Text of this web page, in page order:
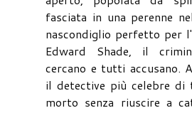
fasciata in una perenne
nascondiglio perfetto per
Edward Shade, il
cercano e tutti accusano.
il detective più celebre
morto senza riuscire a